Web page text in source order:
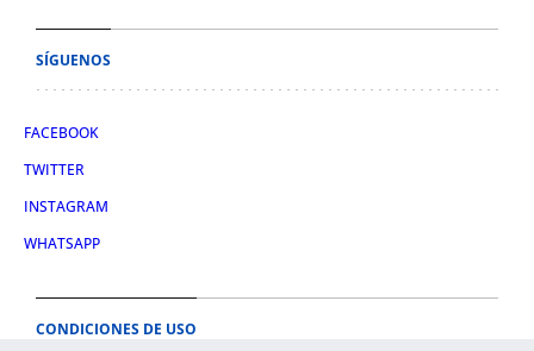
SÍGUENOS
FACEBOOK
TWITTER
INSTAGRAM
WHATSAPP
CONDICIONES DE USO